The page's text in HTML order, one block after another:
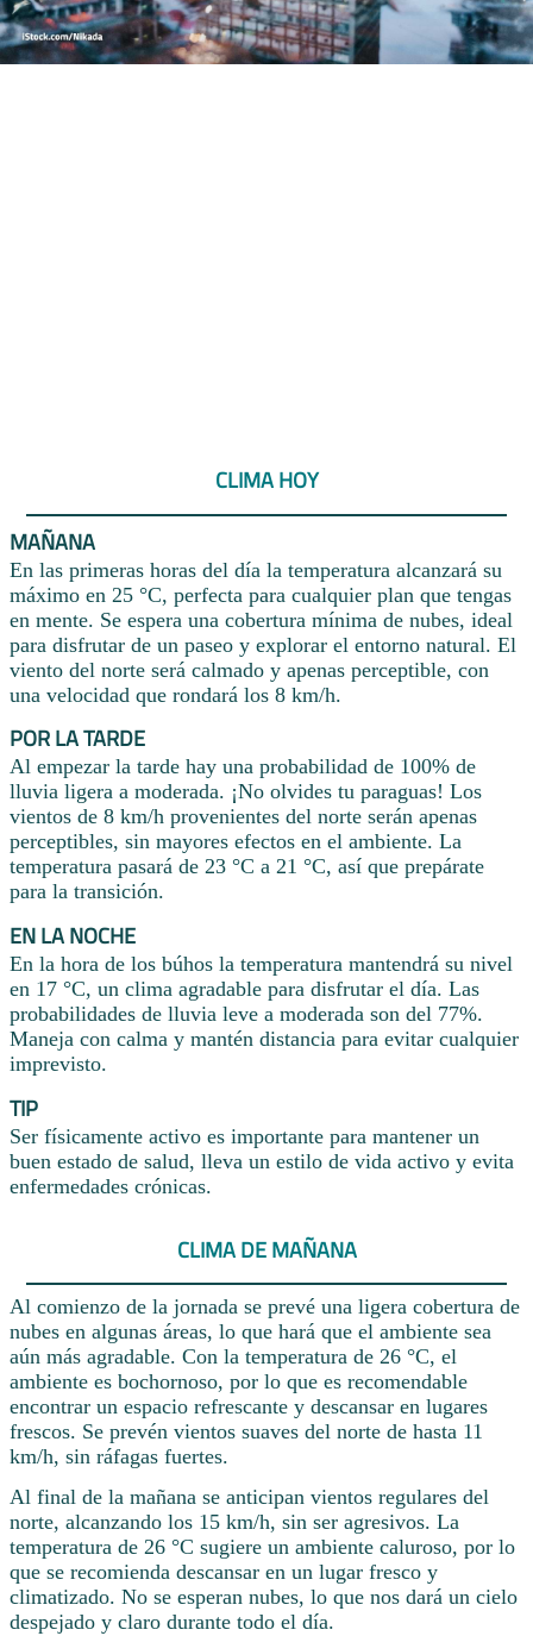
CLIMA HOY
MAÑANA
En las primeras horas del día la temperatura alcanzará su
máximo en 25 °C, perfecta para cualquier plan que tengas
en mente. Se espera una cobertura mínima de nubes, ideal
para disfrutar de un paseo y explorar el entorno natural. El
viento del norte será calmado y apenas perceptible, con
una velocidad que rondará los 8 km/h.
POR LA TARDE
Al empezar la tarde hay una probabilidad de 100% de
lluvia ligera a moderada. ¡No olvides tu paraguas! Los
vientos de 8 km/h provenientes del norte serán apenas
perceptibles, sin mayores efectos en el ambiente. La
temperatura pasará de 23 °C a 21 °C, así que prepárate
para la transición.
EN LA NOCHE
En la hora de los búhos la temperatura mantendrá su nivel
en 17 °C, un clima agradable para disfrutar el día. Las
probabilidades de lluvia leve a moderada son del 77%.
Maneja con calma y mantén distancia para evitar cualquier
imprevisto.
TIP
Ser físicamente activo es importante para mantener un
buen estado de salud, lleva un estilo de vida activo y evita
enfermedades crónicas.
CLIMA DE MAÑANA
Al comienzo de la jornada se prevé una ligera cobertura de
nubes en algunas áreas, lo que hará que el ambiente sea
aún más agradable. Con la temperatura de 26 °C, el
ambiente es bochornoso, por lo que es recomendable
encontrar un espacio refrescante y descansar en lugares
frescos. Se prevén vientos suaves del norte de hasta 11
km/h, sin ráfagas fuertes.
Al final de la mañana se anticipan vientos regulares del
norte, alcanzando los 15 km/h, sin ser agresivos. La
temperatura de 26 °C sugiere un ambiente caluroso, por lo
que se recomienda descansar en un lugar fresco y
climatizado. No se esperan nubes, lo que nos dará un cielo
despejado y claro durante todo el día.